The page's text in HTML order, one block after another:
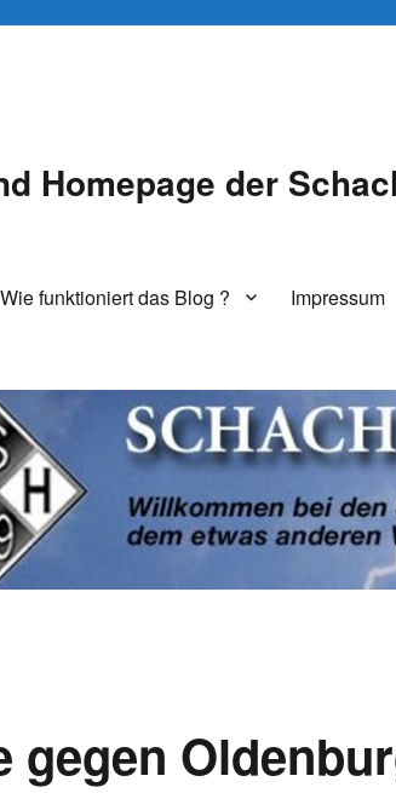
Homepage der
Wie funktioniert das Blog ? Impressum
gegen